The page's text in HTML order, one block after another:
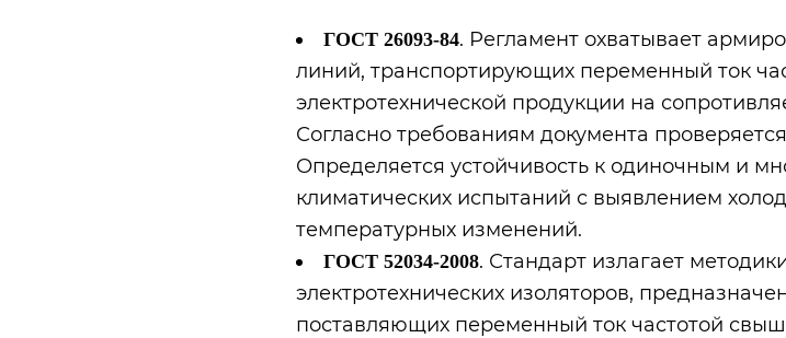
ГОСТ 26093-84. Регламент охватывает
линий, транспортирующих переменный ток
электротехнической продукции на
Согласно требованиям документа
Определяется устойчивость к одиночным и
климатических испытаний с выявлением
температурных изменений.
ГОСТ 52034-2008. Стандарт излагает
электротехнических изоляторов,
поставляющих переменный ток частотой